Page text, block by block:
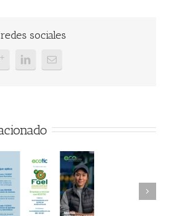
sociales
FAEL, Ecoasimelec y
Parque Joyero